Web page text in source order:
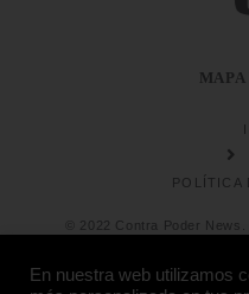
POLÍTICA
© 2022 Contra Poder
En nuestra web utilizamos